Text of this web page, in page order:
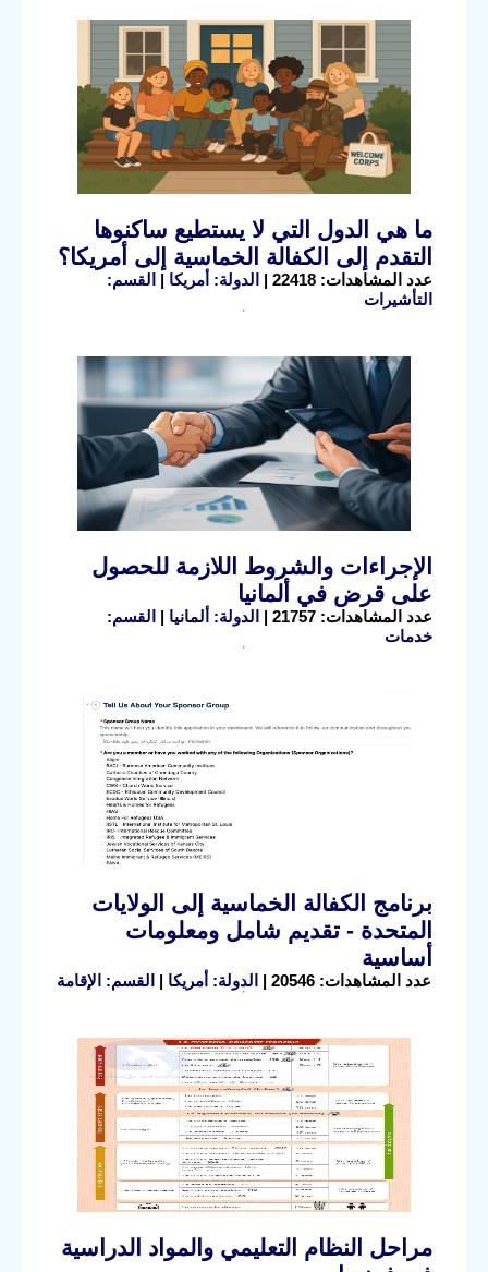
ما هي الدول التي لا يستطيع ساكنوها
التقدم إلى الكفالة الخماسية إلى أمريكا؟
عدد المشاهدات: 22418 | الدولة: أمريكا | القسم:
التأشيرات
الإجراءات والشروط اللازمة للحصول
على قرض في ألمانيا
عدد المشاهدات: 21757 | الدولة: ألمانيا | القسم:
خدمات
برنامج الكفالة الخماسية إلى الولايات
المتحدة - تقديم شامل ومعلومات
أساسية
عدد المشاهدات: 20546 | الدولة: أمريكا | القسم: الإقامة
مراحل النظام التعليمي والمواد الدراسية